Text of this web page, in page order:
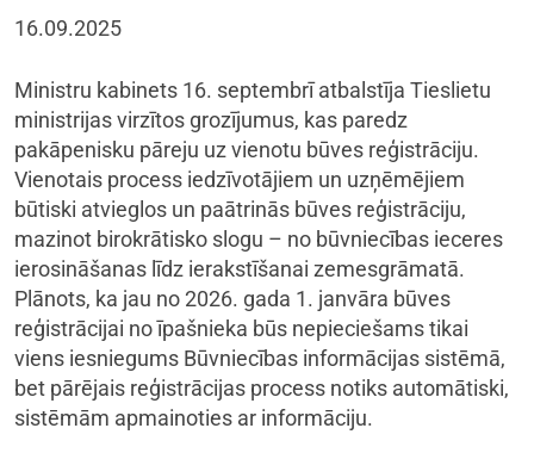
16.09.2025
Ministru kabinets 16. septembrī atbalstīja Tieslietu
ministrijas virzītos grozījumus, kas paredz
pakāpenisku pāreju uz vienotu būves reģistrāciju.
Vienotais process iedzīvotājiem un uzņēmējiem
būtiski atvieglos un paātrinās būves reģistrāciju,
mazinot birokrātisko slogu – no būvniecības ieceres
ierosināšanas līdz ierakstīšanai zemesgrāmatā.
Plānots, ka jau no 2026. gada 1. janvāra būves
reģistrācijai no īpašnieka būs nepieciešams tikai
viens iesniegums Būvniecības informācijas sistēmā,
bet pārējais reģistrācijas process notiks automātiski,
sistēmām apmainoties ar informāciju.